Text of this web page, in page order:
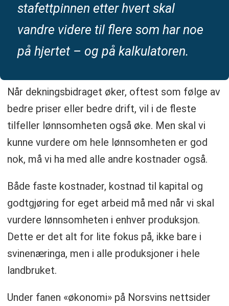
stafettpinnen etter hvert skal
vandre videre til flere som har noe
på hjertet – og på kalkulatoren.
Når dekningsbidraget øker, oftest som følge av
bedre priser eller bedre drift, vil i de fleste
tilfeller lønnsomheten også øke. Men skal vi
kunne vurdere om hele lønnsomheten er god
nok, må vi ha med alle andre kostnader også.
Både faste kostnader, kostnad til kapital og
godtgjøring for eget arbeid må med når vi skal
vurdere lønnsomheten i enhver produksjon.
Dette er det alt for lite fokus på, ikke bare i
svinenæringa, men i alle produksjoner i hele
landbruket.
Under fanen «økonomi» på Norsvins nettsider